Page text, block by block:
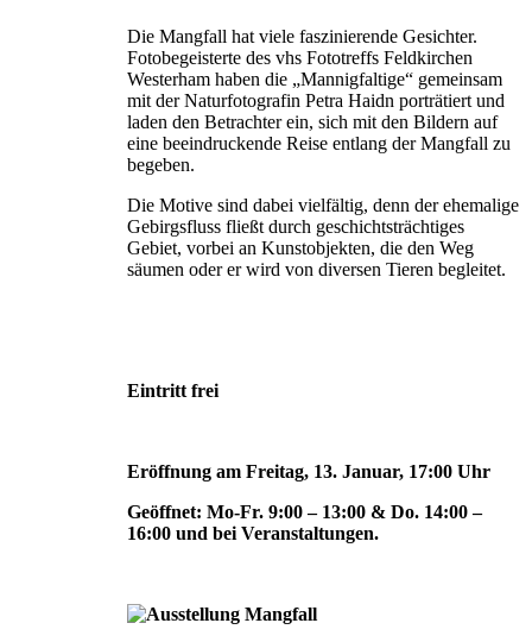
Die Mangfall hat viele faszinierende Gesichter.
Fotobegeisterte des vhs Fototreffs Feldkirchen
Westerham haben die „Mannigfaltige“ gemeinsam
mit der Naturfotografin Petra Haidn porträtiert und
laden den Betrachter ein, sich mit den Bildern auf
eine beeindruckende Reise entlang der Mangfall zu
begeben.
Die Motive sind dabei vielfältig, denn der ehemalige
Gebirgsfluss fließt durch geschichtsträchtiges
Gebiet, vorbei an Kunstobjekten, die den Weg
säumen oder er wird von diversen Tieren begleitet.
Eintritt frei
Eröffnung am Freitag, 13. Januar, 17:00 Uhr
Geöffnet: Mo-Fr. 9:00 – 13:00 & Do. 14:00 –
16:00 und bei Veranstaltungen.